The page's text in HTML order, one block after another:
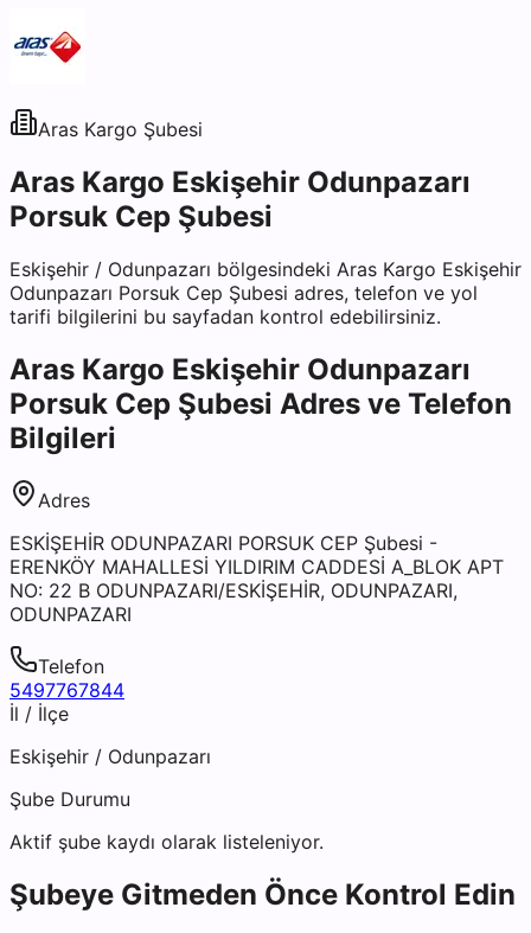
Aras Kargo Şubesi
Aras Kargo Eskişehir Odunpazarı
Porsuk Cep Şubesi
Eskişehir / Odunpazarı bölgesindeki Aras Kargo Eskişehir
Odunpazarı Porsuk Cep Şubesi adres, telefon ve yol
tarifi bilgilerini bu sayfadan kontrol edebilirsiniz.
Aras Kargo Eskişehir Odunpazarı
Porsuk Cep Şubesi Adres ve Telefon
Bilgileri
Adres
ESKİŞEHİR ODUNPAZARI PORSUK CEP Şubesi -
ERENKÖY MAHALLESİ YILDIRIM CADDESİ A_BLOK APT
NO: 22 B ODUNPAZARI/ESKİŞEHİR, ODUNPAZARI,
ODUNPAZARI
Telefon
5497767844
İl / İlçe
Eskişehir / Odunpazarı
Şube Durumu
Aktif şube kaydı olarak listeleniyor.
Şubeye Gitmeden Önce Kontrol Edin